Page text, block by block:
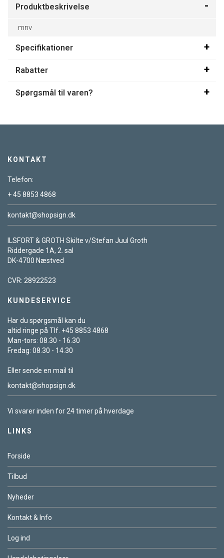
Produktbeskrivelse
mnv
Specifikationer
Rabatter
Spørgsmål til varen?
KONTAKT
Telefon:
+ 45 8853 4868
kontakt@shopsign.dk
ILSFORT & GROTH Skilte v/Stefan Juul Groth
Riddergade 1A, 2. sal
DK-4700 Næstved
CVR: 28922523
KUNDESERVICE
Har du spørgsmål kan du
altid ringe på Tlf. +45 8853 4868
Man-tors: 08.30 - 16.30
Fredag: 08.30 - 14.30
Eller sende en mail til
kontakt@shopsign.dk
Vi svarer inden for 24 timer på hverdage
LINKS
Forside
Tilbud
Nyheder
Kontakt & Info
Log ind